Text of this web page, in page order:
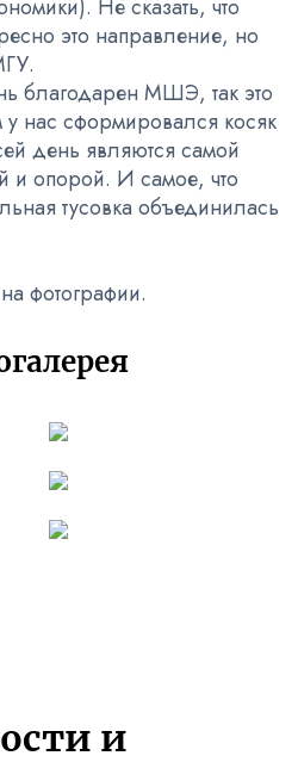
Не сказать, что
это направление, но
благодарен МШЭ, так это
нас сформировался косяк
день являются самой
опорой. И самое, что
тусовка объединилась
фотографии.
и